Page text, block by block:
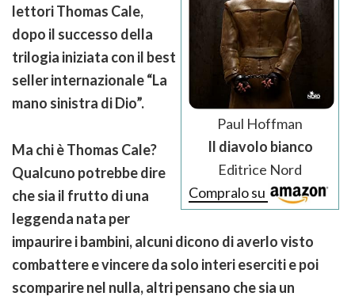
Paul Hoffman
Il diavolo bianco
Editrice Nord
Compralo su
lettori Thomas Cale,
dopo il successo della
trilogia iniziata con il best
seller internazionale “La
mano sinistra di Dio”.
Ma chi è Thomas Cale?
Qualcuno potrebbe dire
che sia il frutto di una
leggenda nata per
impaurire i bambini, alcuni dicono di averlo visto
combattere e vincere da solo interi eserciti e poi
scomparire nel nulla, altri pensano che sia un